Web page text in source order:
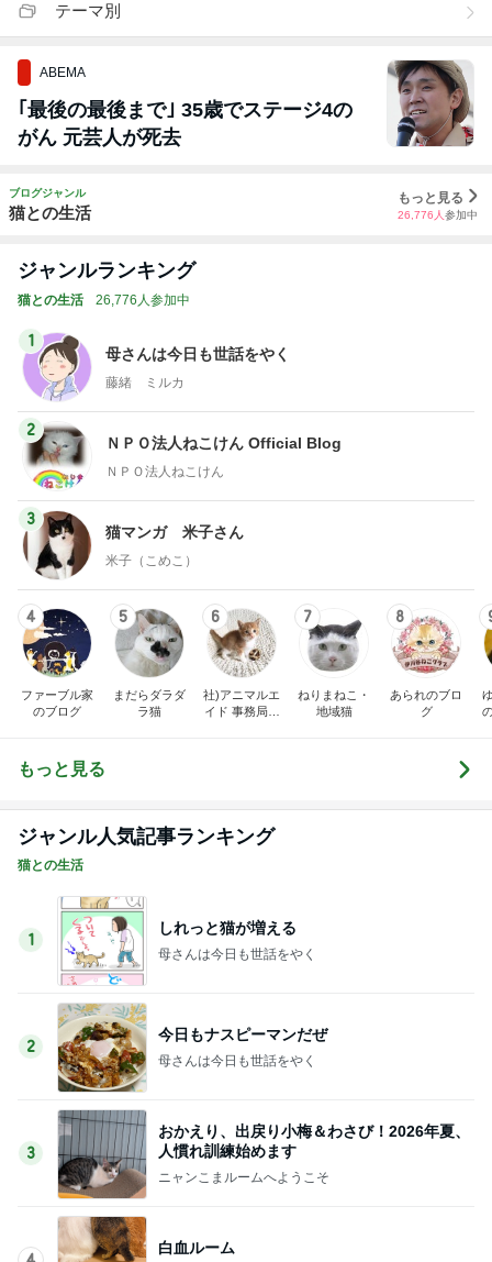
テーマ別
ABEMA
｢最後の最後まで｣ 35歳でステージ4の
がん 元芸人が死去
ブログジャンル
猫との生活
もっと見る
26,776 人 参加中
ジャンルランキング
猫との生活 26,776人参加中
1
母さんは今日も世話をやく
藤緒 ミルカ
2
ＮＰＯ法人ねこけん Official Blog
ＮＰＯ法人ねこけん
3
猫マンガ 米子さん
米子（こめこ）
4
ファーブル家
のブログ
5
まだらダラダ
ラ猫
6
社)アニマルエ
イド 事務局＆
7
ねりまねこ・
地域猫
8
あられのブロ
グ
もっと見る
ジャンル人気記事ランキング
猫との生活
1
しれっと猫が増える
母さんは今日も世話をやく
2
今日もナスピーマンだぜ
母さんは今日も世話をやく
3
おかえり、出戻り小梅＆わさび！2026年夏、
人慣れ訓練始めます
ニャンこまルームへようこそ
白血ルーム